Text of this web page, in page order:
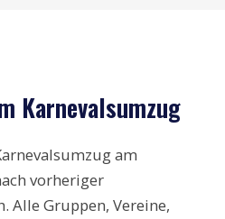
Karnevalsumzug
am
vorheriger
Alle Gruppen, Vereine,